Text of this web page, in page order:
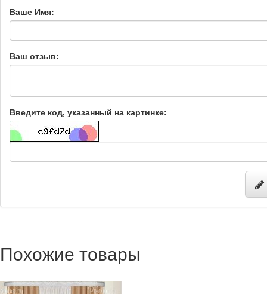
Ваше Имя:
Ваш отзыв:
Введите код, указанный на картинке:
Похожие товары